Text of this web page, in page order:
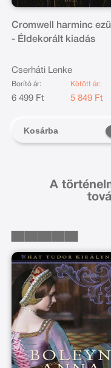
Cromwell harminc
- Éldekorált kiadás
Cserháti Lenke
Borító ár:
6 499 Ft
Kötött ár:
5 849 Ft
Kosárba
A